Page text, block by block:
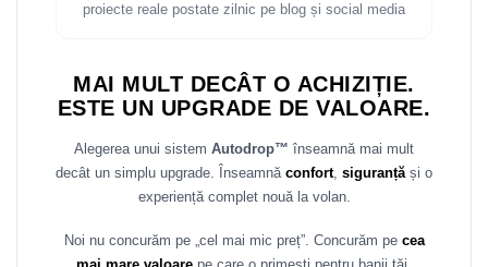
proiecte reale postate zilnic pe blog și social media
MAI MULT DECÂT O ACHIZIȚIE.
ESTE UN UPGRADE DE VALOARE.
Alegerea unui sistem Autodrop™ înseamnă mai mult
decât un simplu upgrade. Înseamnă confort, siguranțăși o
experiență complet nouă la volan.
Noi nu concurăm pe „cel mai mic preț”. Concurăm pe cea